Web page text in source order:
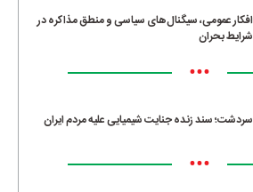
افکار عمومی، سیگنال‌های سیاسی و منطق مذاکره در
شرایط بحران
•••
سردشت؛ سند زنده جنایت شیمیایی علیه مردم ایران
•••